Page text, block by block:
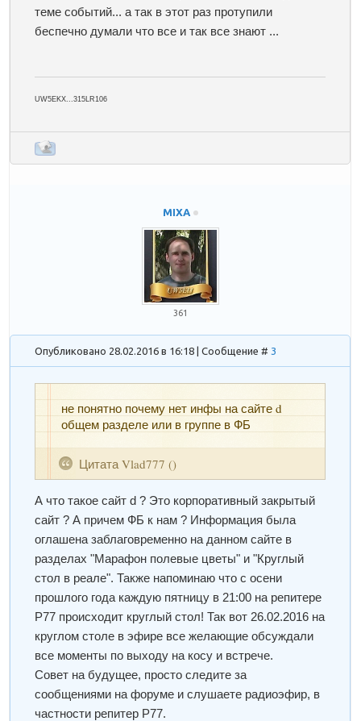
теме событий... а так в этот раз протупили
беспечно думали что все и так все знают ...
UW5EKX...315LR106
MIXA
361
Опубликовано 28.02.2016 в 16:18 | Сообщение # 3
Цитата Vlad777 ()
не понятно почему нет инфы на сайте d
общем разделе или в группе в ФБ
А что такое сайт d ? Это корпоративный закрытый
сайт ? А причем ФБ к нам ? Информация была
оглашена заблаговременно на данном сайте в
разделах "Марафон полевые цветы" и "Круглый
стол в реале". Также напоминаю что с осени
прошлого года каждую пятницу в 21:00 на репитере
Р77 происходит круглый стол! Так вот 26.02.2016 на
круглом столе в эфире все желающие обсуждали
все моменты по выходу на косу и встрече.
Совет на будущее, просто следите за
сообщениями на форуме и слушаете радиоэфир, в
частности репитер Р77.